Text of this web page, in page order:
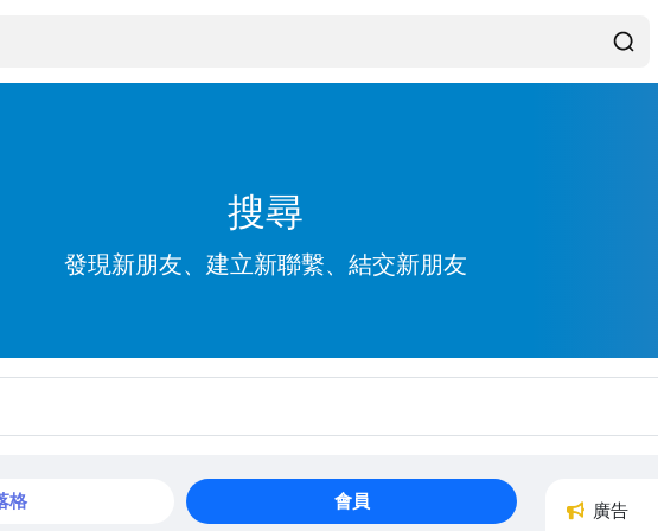
搜尋
發現新朋友、建立新聯繫、結交新朋友
格 會員 廣告